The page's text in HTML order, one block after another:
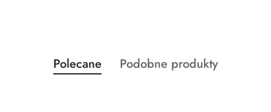
Pomiń karuzelę produktów
Produkty
o
Polecane
Produkty
Podobne produkty